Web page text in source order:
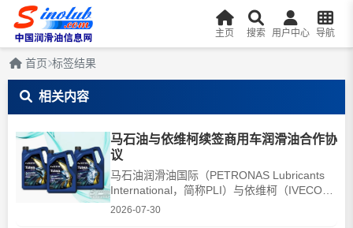
主页 搜索 用户中心 导航
首页 标签结果
相关内容
马石油与依维柯续签商用车润滑油合作协
议
马石油润滑油国际（PETRONAS Lubricants
International，简称PLI）与依维柯（IVECO）
续签为期五年的战略合作伙伴协议，协议内容
2026-07-30